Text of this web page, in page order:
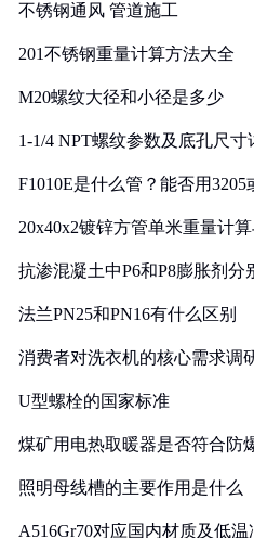
不锈钢通风 管道施工
201不锈钢重量计算方法大全
M20螺纹大径和小径是多少
1-1/4 NPT螺纹参数及底孔尺寸
F1010E是什么管？能否用3205
20x40x2镀锌方管单米重量计
抗渗混凝土中P6和P8膨胀剂分
法兰PN25和PN16有什么区别
消费者对洗衣机的核心需求调
U型螺栓的国家标准
煤矿用电热取暖器是否符合防
照明母线槽的主要作用是什么
A516Gr70对应国内材质及低